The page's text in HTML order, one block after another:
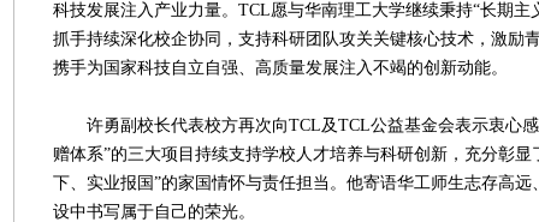
科技发展注入产业力量。TCL愿与华南理工大学继续秉持“长期主
抓手持续深化校企协同，支持科研团队攻关关键核心技术，激励
携手为国家科技自立自强、高质量发展注入不竭的创新动能。
许勇副校长代表校方再次向TCL及TCL公益基金会表示衷心感
赠体系”的三大项目持续支持学校人才培养与科研创新，充分彰显
下、实业报国”的家国情怀与责任担当。他寄语华工师生志存高远
设中书写属于自己的荣光。